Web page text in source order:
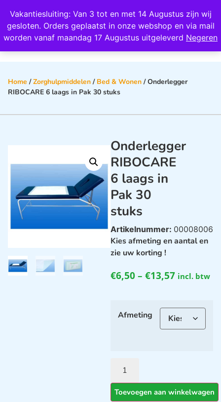
Vakantiesluiting: Van 3 tot en met 14 Augustus zijn wij
gesloten. Orders geplaatst in onze webshop en via mail
worden vanaf maandag 17 Augustus uitgeleverd Negeren
Wij scoren een 4,8 op Google
Home /Zorghulpmiddelen / Bed & Wonen / Onderlegger
RIBOCARE 6 laags in Pak 30 stuks
Onderlegger
RIBOCARE
6 laags in
Pak 30
stuks
Artikelnummer: 00008006
Kies afmeting en aantal en
zie uw korting !
€6,50– €13,57 incl. btw
Afmeting
Toevoegen aan winkelwagen